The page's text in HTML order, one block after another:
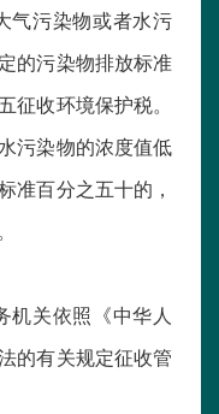
气污染物或者水污
的污染物排放标准
征收环境保护税。
污染物的浓度值低
准百分之五十的，
机关依照《中华人
的有关规定征收管